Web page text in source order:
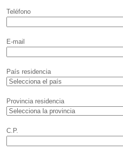
Teléfono
E-mail
País residencia
Provincia residencia
C.P.